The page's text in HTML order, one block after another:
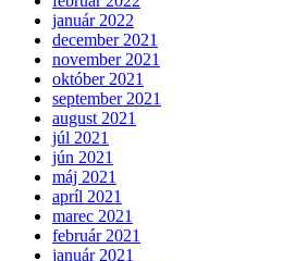
január 2022
december 2021
november 2021
október 2021
september 2021
august 2021
júl 2021
jún 2021
máj 2021
apríl 2021
marec 2021
február 2021
január 2021